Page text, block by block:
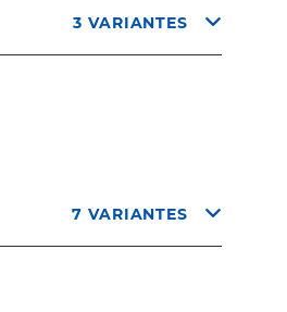
3 VARIANTES
7 VARIANTES